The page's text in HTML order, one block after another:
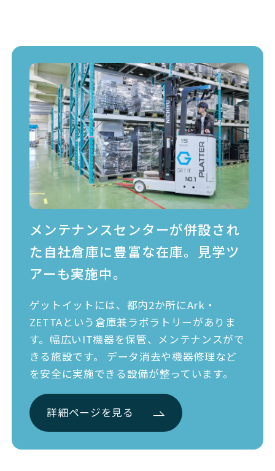
メンテナンスセンターが併設され
た自社倉庫に豊富な在庫。見学ツ
アーも実施中。
ゲットイットには、都内2か所にArk・
ZETTAという倉庫兼ラボラトリーがありま
す。幅広いIT機器を保管、メンテナンスがで
きる施設です。 データ消去や機器修理など
を安全に実施できる設備が整っています。
詳細ページを見る